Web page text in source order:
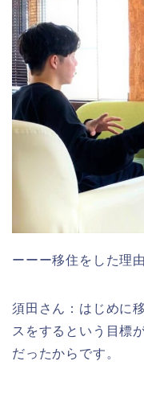
ーーー移住をした理
須田さん：はじめに
スをするという目標
だったからです。